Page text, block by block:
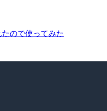
ので使ってみた